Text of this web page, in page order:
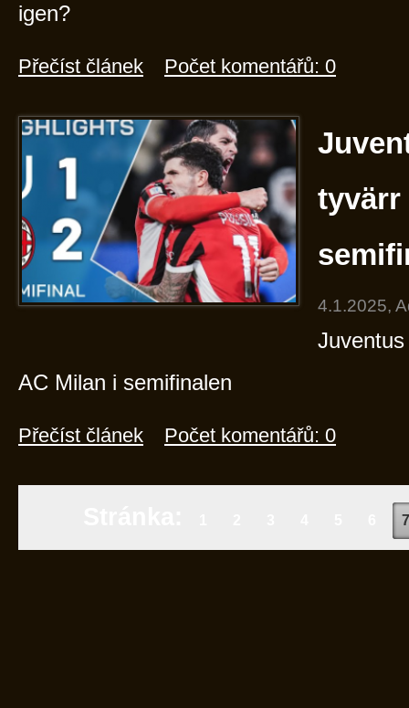
igen?
Přečíst článek Počet komentářů: 0
tyvärr
4.1.2025,
AC Milan i semifinalen
Přečíst článek Počet komentářů: 0
7